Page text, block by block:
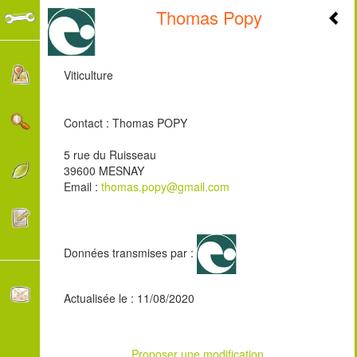
Thomas Popy
Viticulture
Contact : Thomas POPY
5 rue du Ruisseau
39600 MESNAY
Email : thomas.popy@gmail.com
Données transmises par :
Actualisée le : 11/08/2020
Proposer une modification
+